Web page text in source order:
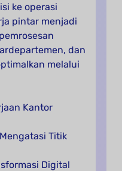
ke operasi
pintar menjadi
dan
melalui
Kantor
Titik
Digital